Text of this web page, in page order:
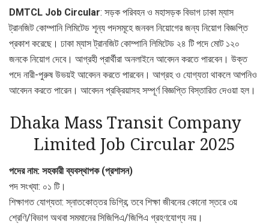
DMTCL Job Circular: সড়ক পরিবহন ও মহাসড়ক বিভাগ ঢাকা ম্যাস
ট্রানজিট কোম্পানি লিমিটেড শূন্য পদসমূহে জনবল নিয়োগের জন্য নিয়োগ বিজ্ঞপ্তি
প্রকাশ করেছে। ঢাকা ম্যাস ট্রানজিট কোম্পানি লিমিটেড ২৪ টি পদে মোট ১২০
জনকে নিয়োগ দেবে। আগ্রহী প্রার্থীরা অনলাইনে আবেদন করতে পারবেন। উক্ত
পদে নারী-পুরুষ উভয়ই আবেদন করতে পারবেন। আগ্রহ ও যোগ্যতা থাকলে আপনিও
আবেদন করতে পারেন। আবেদন প্রক্রিয়াসহ সম্পূর্ণ বিজ্ঞপ্তি বিস্তারিত দেওয়া হল।
Dhaka Mass Transit Company
Limited Job Circular 2025
পদের নাম: সহকারী ব্যবস্থাপক (প্রশাসন)
পদ সংখ্যা: ০১ টি।
শিক্ষাগত যোগ্যতা: স্নাতকোত্তর ডিগ্রি; তবে শিক্ষা জীবনের কোনো স্তরে ৩য়
শ্রেণি/বিভাগ অথবা সমমানের সিজিপিএ/জিপিএ গ্রহণযোগ্য নয়।